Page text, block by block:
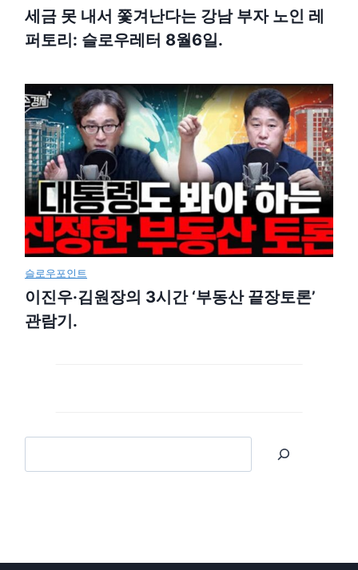
세금 못 내서 쫓겨난다는 강남 부자 노인 레
퍼토리: 슬로우레터 8월6일.
슬로우포인트
이진우·김원장의 3시간 ‘부동산 끝장토론’
관람기.